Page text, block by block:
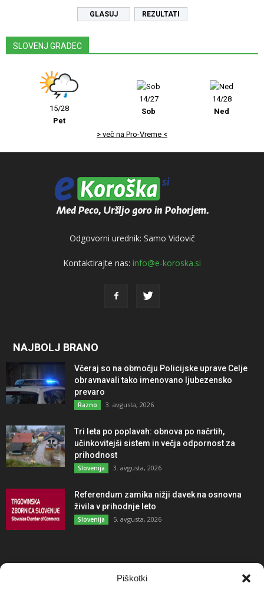
Piškotki
REZULTATI
SLOVENJ GRADEC
15/28
Pet
14/27
Sob
14/28
Ned
> več na Pro-Vreme <
Odgovorni urednik: Samo Vidovič
Kontaktirajte nas: info@e-koroska.si
NAJBOLJ BRANO
Včeraj so na območju Policijske uprave Celje
obravnavali tako imenovano ljubezensko
prevaro
Razno 3. avgusta, 2026
Tri leta po poplavah: obnova po načrtih,
učinkovitejši sistem in večja odpornost za
prihodnost
Slovenija 3. avgusta, 2026
Referendum zamika nižji davek na osnovna
živila v prihodnje leto
Slovenija 5. avgusta, 2026
NAJBOLJ KOMENTIRANO